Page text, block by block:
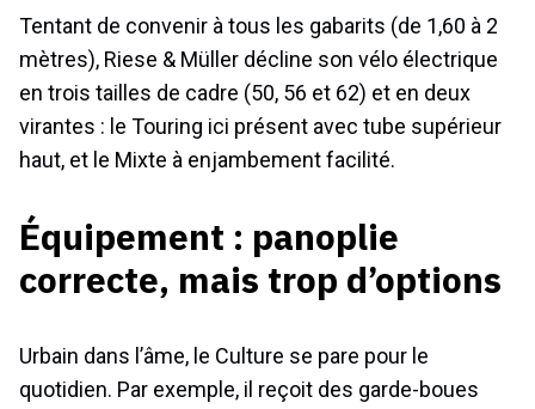
Tentant de convenir à tous les gabarits (de 1,60 à 2
mètres), Riese & Müller décline son vélo électrique
en trois tailles de cadre (50, 56 et 62) et en deux
virantes : le Touring ici présent avec tube supérieur
haut, et le Mixte à enjambement facilité.
Équipement : panoplie
correcte, mais trop d’options
Urbain dans l’âme, le Culture se pare pour le
quotidien. Par exemple, il reçoit des garde-boues